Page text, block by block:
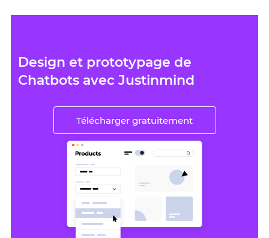
Design et prototypage de
Chatbots avec Justinmind
Télécharger gratuitement